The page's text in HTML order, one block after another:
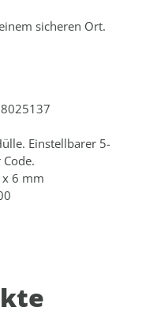
sicheren Ort.
Einstellbarer 5-
6 mm